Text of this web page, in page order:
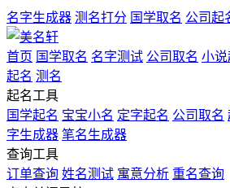
名字生成器 测名打分 国学取名 公司起
首页 国学取名 名字测试 公司取名 小说
起名 测名
起名工具
国学起名 宝宝小名 定字起名 公司取名
字生成器 笔名生成器
查询工具
订单查询 姓名测试 寓意分析 重名查询